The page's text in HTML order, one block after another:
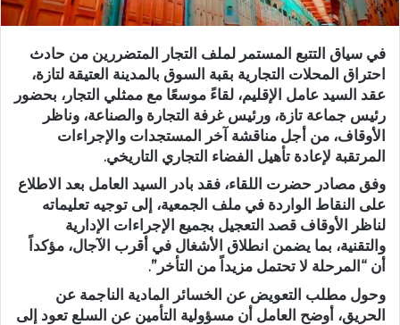
ت
و
ن
ي
ا
في سياق التتبع المستمر لملف التجار المتضررين من حادث
احتراق المحلات التجارية بقبة السوق بالمدينة العتيقة لتازة،
عقد السيد عامل الإقليم، لقاءً موسعًا مع ممثلي التجار، بحضور
رئيس جماعة تازة، ورئيس غرفة التجارة والصناعة، وناظر
الأوقاف، من أجل مناقشة آخر المستجدات والإجراءات
المرتقبة لإعادة تأهيل الفضاء التجاري التاريخي.
وفق مصادر حضرت اللقاء، فقد بادر السيد العامل بعد الاطلاع
على النقاط الواردة في ملف الجمعية، إلى توجيه تعليماته
لناظر الأوقاف قصد التعجيل بجميع الإجراءات الإدارية
والتقنية، بما يضمن انطلاق الأشغال في أقرب الآجال، مؤكداً
أن “المرحلة لا تحتمل مزيداً من التأخر”.
وحول مطلب التعويض عن الخسائر المادية الناجمة عن
الحريق، أوضح العامل أن مسؤولية التأمين عن السلع تعود إلى